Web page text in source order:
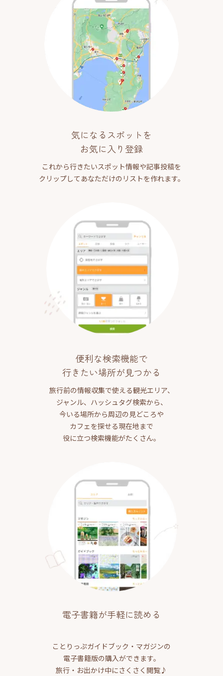
気になるスポットを
お気に入り登録
これから行きたいスポット情報や記事投稿を
クリップしてあなただけのリストを作れます。
便利な検索機能で
行きたい場所が見つかる
旅行前の情報収集で使える観光エリア、
ジャンル、ハッシュタグ検索から、
今いる場所から周辺の見どころや
カフェを探せる現在地まで
役に立つ検索機能がたくさん。
電子書籍が手軽に読める
ことりっぷガイドブック・マガジンの
電子書籍版の購入ができます。
旅行・お出かけ中にさくさく閲覧♪